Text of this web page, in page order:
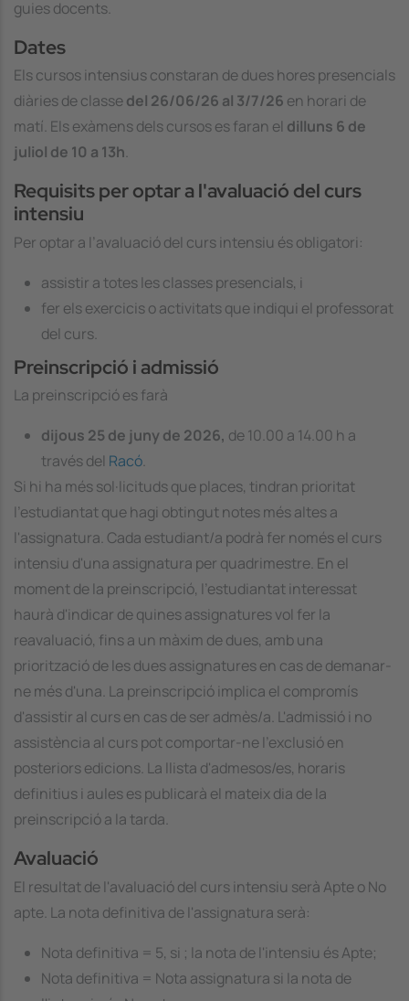
guies docents.
Dates
Els cursos intensius constaran de dues hores presencials
diàries de classedel 26/06/26 al 3/7/26 en horari de
matí. Els exàmens dels cursos es faran el dilluns 6 de
juliol de 10 a 13h.
Requisits per optar a l'avaluació del curs
intensiu
Per optar a l’avaluació del curs intensiu és obligatori:
assistir a totes les classes presencials, i
fer els exercicis o activitats que indiqui el professorat
del curs.
Preinscripció i admissió
La preinscripció es farà
dijous 25 de juny de 2026, de 10.00 a 14.00 h a
través del Racó.
Si hi ha més sol·licituds que places, tindran prioritat
l'estudiantat que hagi obtingut notes més altes a
l'assignatura. Cada estudiant/a podrà fer només el curs
intensiu d'una assignatura per quadrimestre. En el
moment de la preinscripció, l'estudiantat interessat
haurà d'indicar de quines assignatures vol fer la
reavaluació, fins a un màxim de dues, amb una
priorització de les dues assignatures en cas de demanar-
ne més d'una. La preinscripció implica el compromís
d'assistir al curs en cas de ser admès/a. L'admissió i no
assistència al curs pot comportar-ne l'exclusió en
posteriors edicions. La llista d'admesos/es, horaris
definitius i aules es publicarà el mateix dia de la
preinscripció a la tarda.
Avaluació
El resultat de l'avaluació del curs intensiu serà Apte o No
apte. La nota definitiva de l'assignatura serà:
Nota definitiva = 5, si ; la nota de l'intensiu és Apte;
Nota definitiva = Nota assignatura si la nota de